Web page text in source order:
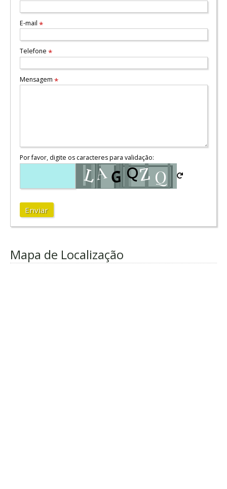
E-mail *
Telefone *
Mensagem *
Por favor, digite os caracteres para validação:
Enviar
Mapa de Localização